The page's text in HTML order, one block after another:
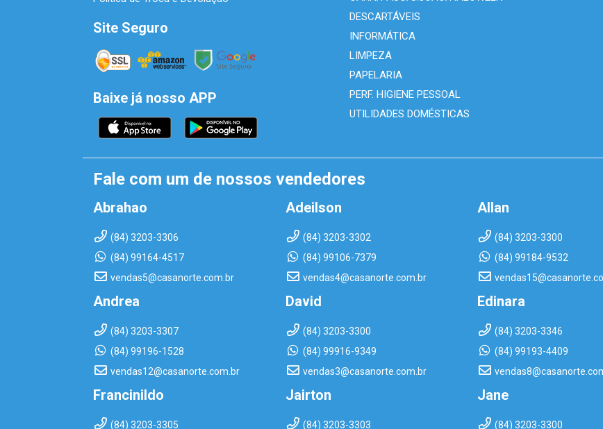
Site Seguro
Baixe já nosso APP
DESCARTÁVEIS
INFORMÁTICA
LIMPEZA
PAPELARIA
PERF. HIGIENE PESSOAL
UTILIDADES DOMÉSTICAS
Fale com um de nossos vendedores
Abrahao
(84) 3203-3306
(84) 99164-4517
vendas5@casanorte.com.br
Adeilson
(84) 3203-3302
(84) 99106-7379
vendas4@casanorte.com.br
Allan
(84) 3203-3300
(84) 99184-9532
Andrea
(84) 3203-3307
(84) 99196-1528
vendas12@casanorte.com.br
David
(84) 3203-3300
(84) 99916-9349
vendas3@casanorte.com.br
Edinara
(84) 3203-3346
(84) 99193-4409
Francinildo
(84) 3203-3305
Jairton
(84) 3203-3303
Jane
(84) 3203-3300